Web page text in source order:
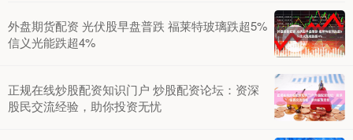
外盘期货配资 光伏股早盘普跌 福莱特玻璃跌超5%
信义光能跌超4%
正规在线炒股配资知识门户 炒股配资论坛：资深
股民交流经验，助你投资无忧